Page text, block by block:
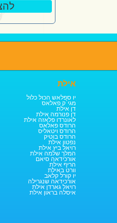
אילת
יו ספלאש הכול כלול
מגי`ק פאלאס
דן אילת
דן פנורמה אילת
לאונרדו פלאזה אילת
הרודס פאלאס
הרודס ויטאליס
הרודס בוטיק
נפטון אילת
רויאל ביץ אילת
המלך שלמה אילת
אורכידאה סיאם
הריף אילת
וורט באילת
יו קורל קלאב
אורכידאה שנגרילה
רויאל גארדן אילת
איסלה בראון אילת